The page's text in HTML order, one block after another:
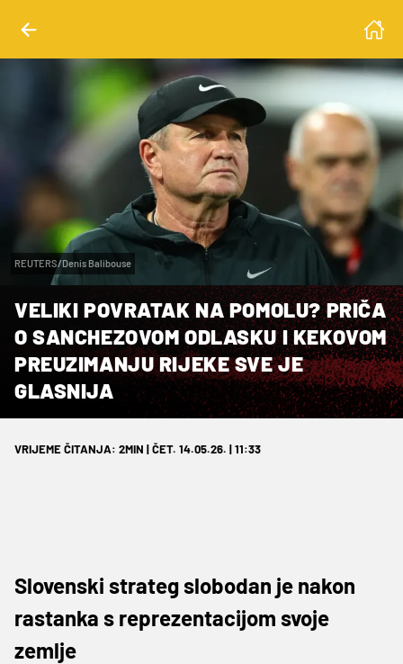
REUTERS/Denis Balibouse
VELIKI POVRATAK NA POMOLU? PRIČA
O SANCHEZOVOM ODLASKU I KEKOVOM
PREUZIMANJU RIJEKE SVE JE
GLASNIJA
VRIJEME ČITANJA: 2MIN | ČET. 14.05.26. | 11:33
Slovenski strateg slobodan je nakon
rastanka s reprezentacijom svoje
zemlje